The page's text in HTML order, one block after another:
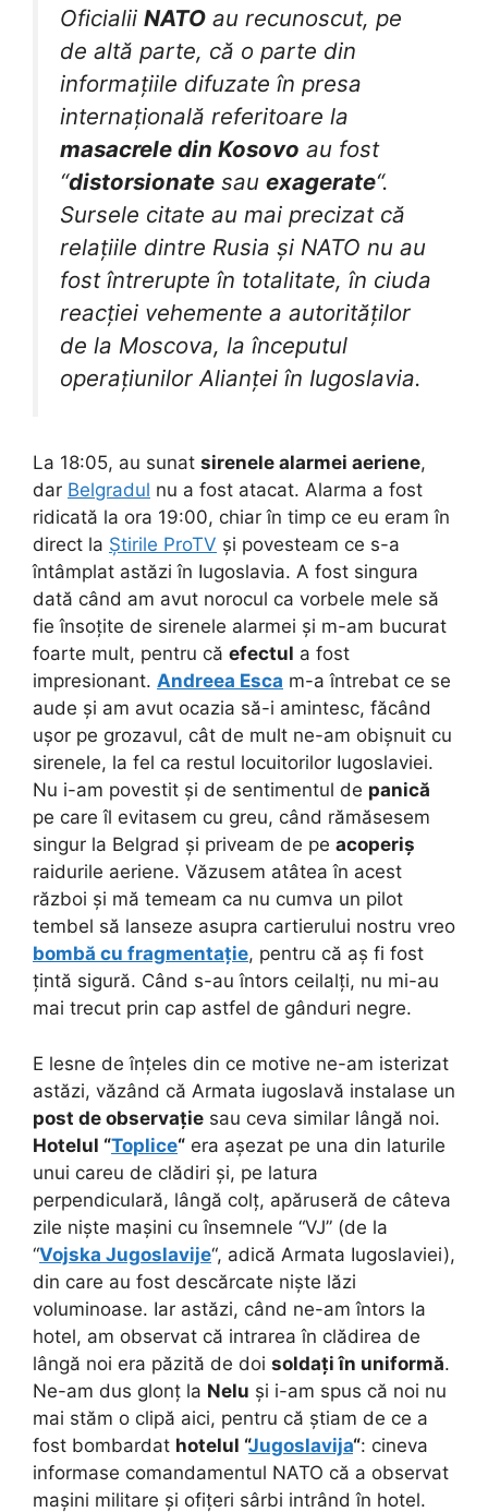
Oficialii NATO au recunoscut, pe
de altă parte, că o parte din
informațiile difuzate în presa
internațională referitoare la
masacrele din Kosovo au fost
“distorsionate sau exagerate“.
Sursele citate au mai precizat că
relațiile dintre Rusia și NATO nu au
fost întrerupte în totalitate, în ciuda
reacției vehemente a autorităților
de la Moscova, la începutul
operațiunilor Alianței în Iugoslavia.
La 18:05, au sunat sirenele alarmei aeriene,
dar Belgradul nu a fost atacat. Alarma a fost
ridicată la ora 19:00, chiar în timp ce eu eram în
direct la Știrile ProTV și povesteam ce s-a
întâmplat astăzi în Iugoslavia. A fost singura
dată când am avut norocul ca vorbele mele să
fie însoțite de sirenele alarmei și m-am bucurat
foarte mult, pentru că efectul a fost
impresionant. Andreea Esca m-a întrebat ce se
aude și am avut ocazia să-i amintesc, făcând
ușor pe grozavul, cât de mult ne-am obișnuit cu
sirenele, la fel ca restul locuitorilor Iugoslaviei.
Nu i-am povestit și de sentimentul de panică
pe care îl evitasem cu greu, când rămăsesem
singur la Belgrad și priveam de pe acoperiș
raidurile aeriene. Văzusem atâtea în acest
război și mă temeam ca nu cumva un pilot
tembel să lanseze asupra cartierului nostru vreo
bombă cu fragmentație, pentru că aș fi fost
țintă sigură. Când s-au întors ceilalți, nu mi-au
mai trecut prin cap astfel de gânduri negre.
E lesne de înțeles din ce motive ne-am isterizat
astăzi, văzând că Armata iugoslavă instalase un
post de observație sau ceva similar lângă noi.
Hotelul “Toplice“ era așezat pe una din laturile
unui careu de clădiri și, pe latura
perpendiculară, lângă colț, apăruseră de câteva
zile niște mașini cu însemnele “VJ” (de la
“Vojska Jugoslavije“, adică Armata Iugoslaviei),
din care au fost descărcate niște lăzi
voluminoase. Iar astăzi, când ne-am întors la
hotel, am observat că intrarea în clădirea de
lângă noi era păzită de doi soldați în uniformă.
Ne-am dus glonț la Nelu și i-am spus că noi nu
mai stăm o clipă aici, pentru că știam de ce a
fost bombardat hotelul “Jugoslavija“: cineva
informase comandamentul NATO că a observat
mașini militare și ofițeri sârbi intrând în hotel.